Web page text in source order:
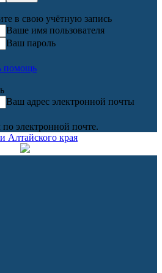
в свою учётную запись
Ваше имя пользователя
Ваш пароль
помощь
Ваш адрес электронной почты
электронной почте.
Алтайского края